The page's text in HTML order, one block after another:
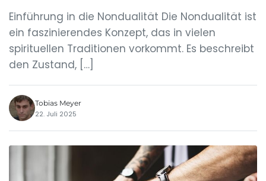
Einführung in die Nondualität Die Nondualität ist
ein faszinierendes Konzept, das in vielen
spirituellen Traditionen vorkommt. Es beschreibt
den Zustand, […]
Tobias Meyer
22. Juli 2025